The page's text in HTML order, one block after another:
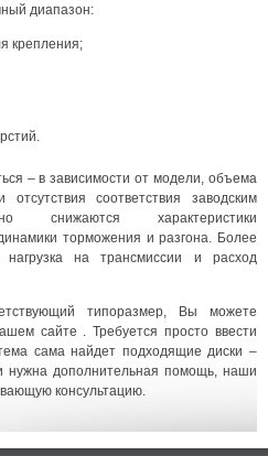
диапазон:
крепления;
– в зависимости от модели, объема
соответствия заводским
снижаются характеристики
торможения и разгона. Более
нагрузка на трансмиссии и расход
типоразмер, Вы можете
сайте . Требуется просто ввести
сама найдет подходящие диски –
нужна дополнительная помощь, наши
консультацию.